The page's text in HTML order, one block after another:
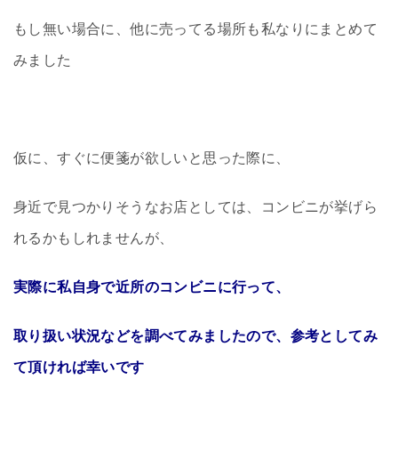
もし無い場合に、他に売ってる場所も私なりにまとめて
みました
仮に、すぐに便箋が欲しいと思った際に、
身近で見つかりそうなお店としては、コンビニが挙げら
れるかもしれませんが、
実際に私自身で近所のコンビニに行って、
取り扱い状況などを調べてみましたので、参考としてみ
て頂ければ幸いです